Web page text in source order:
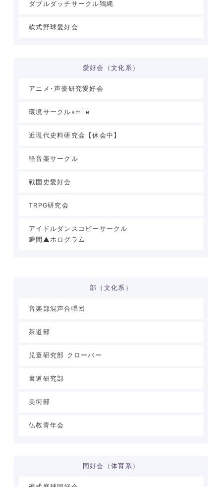
ダブルダッチサークル鴇縄
軟式野球愛好会
愛好会（文化系）
アニメ･声優研究愛好会
環境サークルsmile
近現代史料研究会【休会中】
軽音楽サークル
戦国史愛好会
TRPG研究会
アイドルダンスコピーサークル
瞬間▲ホログラム
部（文化系）
音楽部混声合唱団
茶道部
児童研究部 クローバー
書道研究部
美術部
仏教青年会
同好会（体育系）